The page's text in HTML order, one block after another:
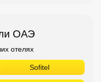
ОАЭ
отелях
Sofitel